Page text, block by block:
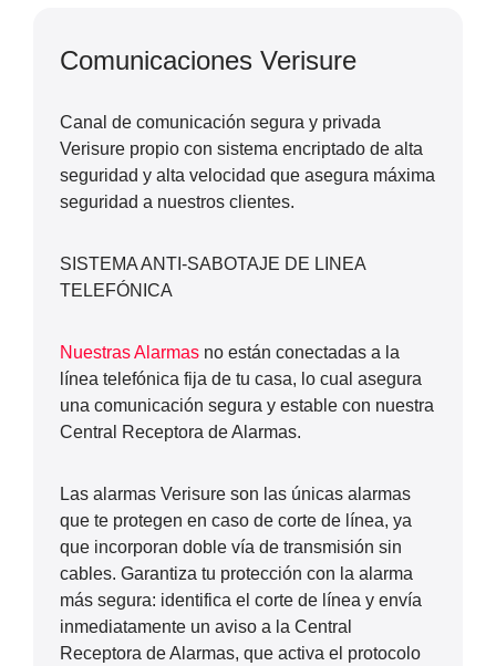
Comunicaciones Verisure
Canal de comunicación segura y privada
Verisure propio con sistema encriptado de alta
seguridad y alta velocidad que asegura máxima
seguridad a nuestros clientes.
SISTEMA ANTI-SABOTAJE DE LINEA
TELEFÓNICA
Nuestras Alarmas no están conectadas a la
línea telefónica fija de tu casa, lo cual asegura
una comunicación segura y estable con nuestra
Central Receptora de Alarmas.
Las alarmas Verisure son las únicas alarmas
que te protegen en caso de corte de línea, ya
que incorporan doble vía de transmisión sin
cables. Garantiza tu protección con la alarma
más segura: identifica el corte de línea y envía
inmediatamente un aviso a la Central
Receptora de Alarmas, que activa el protocolo